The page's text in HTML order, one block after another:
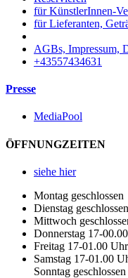
für KünstlerInnen-
für Lieferanten,
AGBs, Impressum,
+43557434631
Presse
MediaPool
ÖFFNUNGZEITEN
siehe hier
Montag geschlossen
Dienstag geschlossen
Mittwoch
Donnerstag 17-
Freitag 17-01.00 Uhr
Samstag 17-01.00
Sonntag geschlossen